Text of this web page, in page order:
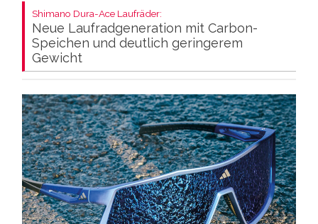
Shimano Dura-Ace Laufräder:
Neue Laufradgeneration mit Carbon-
Speichen und deutlich geringerem
Gewicht